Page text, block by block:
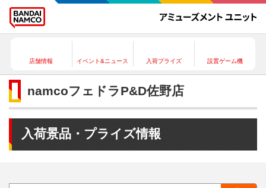
店舗情報 イベント&ニュース 入荷プライズ 設置ゲーム機
namcoフェドラP&D佐野店
入荷景品・プライズ情報